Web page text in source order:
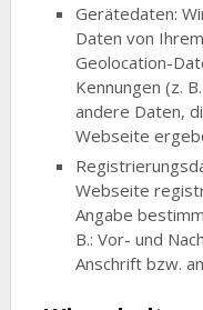
Gerätedaten:
Daten von
Geolocation-
Kennungen (z.
andere Daten,
Webseite
Webseite
Angabe
B.: Vor- und
Anschrift bzw.